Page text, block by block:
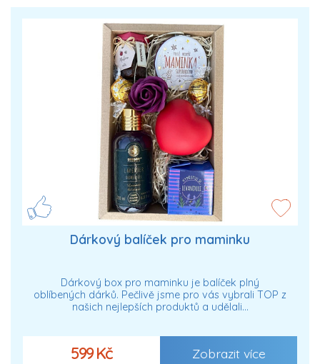
Dárkový balíček pro maminku
Dárkový box pro maminku je balíček plný
oblíbených dárků. Pečlivě jsme pro vás vybrali TOP z
našich nejlepších produktů a udělali…
599 Kč Zobrazit více